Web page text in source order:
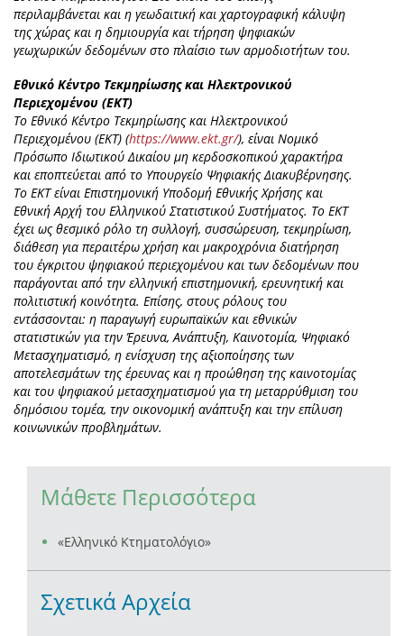
περιλαμβάνεται και η γεωδαιτική και χαρτογραφική κάλυψη
της χώρας και η δημιουργία και τήρηση ψηφιακών
γεωχωρικών δεδομένων στο πλαίσιο των αρμοδιοτήτων του.
Εθνικό Κέντρο Τεκμηρίωσης και Ηλεκτρονικού
Περιεχομένου (ΕΚΤ)
Το Εθνικό Κέντρο Τεκμηρίωσης και Ηλεκτρονικού
Περιεχομένου (ΕΚΤ) (https://www.ekt.gr/), είναι Νομικό
Πρόσωπο Ιδιωτικού Δικαίου μη κερδοσκοπικού χαρακτήρα
και εποπτεύεται από το Υπουργείο Ψηφιακής Διακυβέρνησης.
Το ΕΚΤ είναι Επιστημονική Υποδομή Εθνικής Χρήσης και
Εθνική Αρχή του Ελληνικού Στατιστικού Συστήματος. Το ΕΚΤ
έχει ως θεσμικό ρόλο τη συλλογή, συσσώρευση, τεκμηρίωση,
διάθεση για περαιτέρω χρήση και μακροχρόνια διατήρηση
του έγκριτου ψηφιακού περιεχομένου και των δεδομένων που
παράγονται από την ελληνική επιστημονική, ερευνητική και
πολιτιστική κοινότητα. Επίσης, στους ρόλους του
εντάσσονται: η παραγωγή ευρωπαϊκών και εθνικών
στατιστικών για την Έρευνα, Ανάπτυξη, Καινοτομία, Ψηφιακό
Μετασχηματισμό, η ενίσχυση της αξιοποίησης των
αποτελεσμάτων της έρευνας και η προώθηση της καινοτομίας
και του ψηφιακού μετασχηματισμού για τη μεταρρύθμιση του
δημόσιου τομέα, την οικονομική ανάπτυξη και την επίλυση
κοινωνικών προβλημάτων.
Μάθετε Περισσότερα
«Ελληνικό Κτηματολόγιο»
Σχετικά Αρχεία